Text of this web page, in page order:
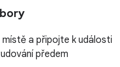
a připojte k události
předem